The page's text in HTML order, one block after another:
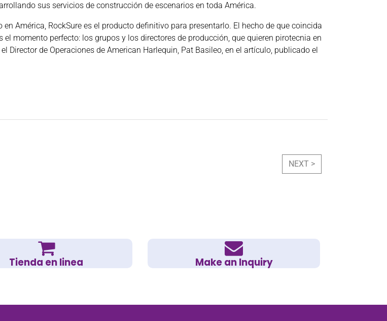
sus servicios de construcción de escenarios en toda América.
América, RockSure es el producto definitivo para presentarlo. El hecho de que coincida
momento perfecto: los grupos y los directores de producción, que quieren pirotecnia en
Director de Operaciones de American Harlequin, Pat Basileo, en el artículo, publicado el
NEXT >
Tienda en linea Make an Inquiry